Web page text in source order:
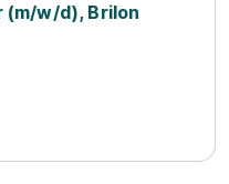
(m/w/d), Brilon